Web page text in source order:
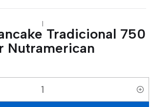
|
Tradicional 750
Nutramerican